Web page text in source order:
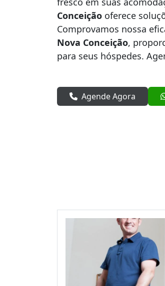
Conceição oferece
Comprovamos nossa
Nova Conceição,
para seus hóspedes.
Agende Agora